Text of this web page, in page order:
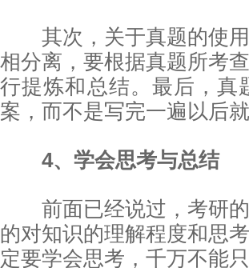
其次，关于真题的使用
相分离，要根据真题所考
行提炼和总结。最后，真
案，而不是写完一遍以后
4、学会思考与总结
前面已经说过，考研的
的对知识的理解程度和思
定要学会思考，千万不能